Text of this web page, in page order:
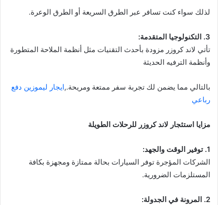
لذلك سواء كنت تسافر عبر الطرق السريعة أو الطرق الوعرة.
3. التكنولوجيا المتقدمة:
تأتي لاند كروزر مزودة بأحدث التقنيات مثل أنظمة الملاحة المتطورة
وأنظمة الترفيه الحديثة
بالتالي مما يضمن لك تجربة سفر ممتعة ومريحة.,ايجار ليموزين دفع
رباعي
مزايا استئجار لاند كروزر للرحلات الطويلة
1. توفير الوقت والجهد:
الشركات المؤجرة توفر السيارات بحالة ممتازة ومجهزة بكافة
المستلزمات الضرورية.
2. المرونة في الجدولة: